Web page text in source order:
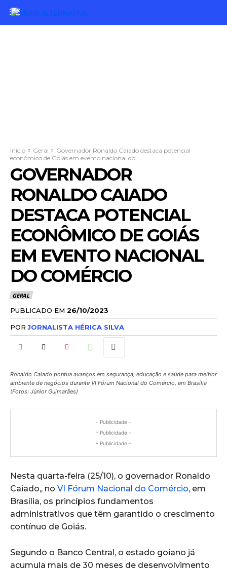
Início Geral
Governador Ronaldo Caiado destaca potencial
econômico de Goiás em evento nacional do...
GOVERNADOR
RONALDO CAIADO
DESTACA POTENCIAL
ECONÔMICO DE GOIÁS
EM EVENTO NACIONAL
DO COMÉRCIO
GERAL
PUBLICADO EM 26/10/2023
POR JORNALISTA HÉRICA SILVA
Ronaldo Caiado pontua avanços em segurança, educação e saúde para melhor
ambiente de negócios durante VI Fórum Nacional do Comércio, em Brasília
(Fotos: Júnior Guimarães)
- Publicidade -
- Publicidade -
- Publicidade -
Nesta quarta-feira (25/10), o governador Ronaldo
Caiado,, no VI Fórum Nacional do Comércio, em
Brasília, os princípios fundamentos
administrativos que têm garantido o crescimento
contínuo de Goiás.
Segundo o Banco Central, o estado goiano já
acumula mais de 30 meses de desenvolvimento